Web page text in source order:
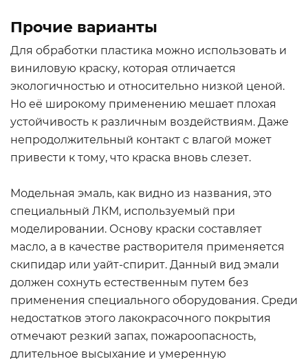
Прочие варианты
Для обработки пластика можно использовать и
виниловую краску, которая отличается
экологичностью и относительно низкой ценой.
Но её широкому применению мешает плохая
устойчивость к различным воздействиям. Даже
непродолжительный контакт с влагой может
привести к тому, что краска вновь слезет.
Модельная эмаль, как видно из названия, это
специальный ЛКМ, используемый при
моделировании. Основу краски составляет
масло, а в качестве растворителя применяется
скипидар или уайт-спирит. Данный вид эмали
должен сохнуть естественным путем без
применения специального оборудования. Среди
недостатков этого лакокрасочного покрытия
отмечают резкий запах, пожароопасность,
длительное высыхание и умеренную